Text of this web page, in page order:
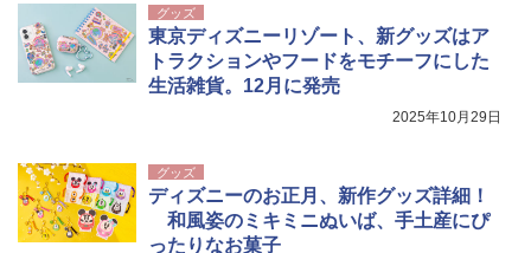
グッズ
東京ディズニーリゾート、新グッズはア
トラクションやフードをモチーフにした
生活雑貨。12月に発売
2025年10月29日
グッズ
ディズニーのお正月、新作グッズ詳細！
和風姿のミキミニぬいば、手土産にぴ
ったりなお菓子